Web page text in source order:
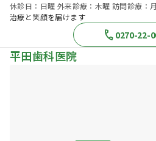
休診日：日曜 外来診療：木曜 訪問診療：
治療と笑顔を届けます
0270-22-
平田歯科医院